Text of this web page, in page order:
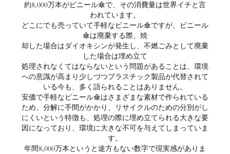
約8,000万本がビニール傘で、その消費量は世界イチと言
われています。
どこにでも売っていて手軽なビニール傘ですが、ビニール
傘は廃棄する際、焼
却した場合はダイオキシンが発生し、不燃ごみとして廃棄
した場合は埋め立て
処理されなくてはならないという問題があることは、環境
への意識が高まり少しづつプラスチック製品が代替されて
いる今も、多く語られることはありません。
安価で手軽なビニール傘はさまざまな素材で作られている
ため、分解に手間がかかり、リサイクルのための分別がし
にくいという特徴も、処理の際に埋め立てられる大きな要
因になっており、環境に大きな不可を与えてしまっていま
す。
年間8,000万本というと途方もない数字で現実感がありま